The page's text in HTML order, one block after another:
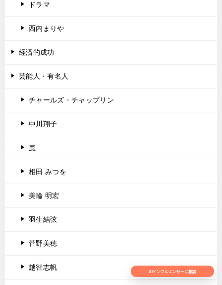
ドラマ
西内まりや
経済的成功
芸能人・有名人
チャールズ・チャップリン
中川翔子
嵐
相田 みつを
美輪 明宏
羽生結弦
菅野美穂
越智志帆
AIインフルエンサーに相談